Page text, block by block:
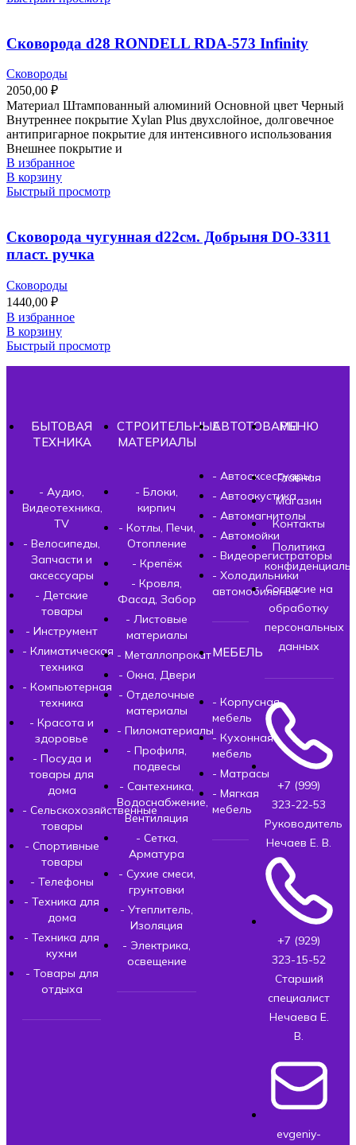
Сковорода d28 RONDELL RDA-573 Infinity
Сковороды
2050,00 ₽
Материал Штампованный алюминий Основной цвет Черный
Внутреннее покрытие Xylan Plus двухслойное, долговечное
антипригарное покрытие для интенсивного использования
Внешнее покрытие и
В избранное
В корзину
Быстрый просмотр
Сковорода чугунная d22см. Добрыня DO-3311
пласт. ручка
Сковороды
1440,00 ₽
В избранное
В корзину
Быстрый просмотр
БЫТОВАЯ
ТЕХНИКА
- Аудио,
Видеотехника,
TV
- Велосипеды,
Запчасти и
аксессуары
- Детские
товары
- Инструмент
- Климатическая
техника
- Компьютерная
техника
- Красота и
здоровье
- Посуда и
товары для
дома
- Сельскохозяйственные
товары
- Спортивные
товары
- Телефоны
- Техника для
дома
- Техника для
кухни
- Товары для
отдыха
СТРОИТЕЛЬНЫЕ
МАТЕРИАЛЫ
- Блоки,
кирпич
- Котлы, Печи,
Отопление
- Крепёж
- Кровля,
Фасад, Забор
- Листовые
материалы
- Металлопрокат
- Окна, Двери
- Отделочные
материалы
- Пиломатериалы
- Профиля,
подвесы
- Сантехника,
Водоснабжение,
Вентиляция
- Сетка,
Арматура
- Сухие смеси,
грунтовки
- Утеплитель,
Изоляция
- Электрика,
освещение
АВТОТОВАРЫ
- Автоаксессуары
- Автоакустика
- Автомагнитолы
- Автомойки
- Видеорегистраторы
- Холодильники
автомобильные
МЕБЕЛЬ
- Корпусная
мебель
- Кухонная
мебель
- Матрасы
- Мягкая
мебель
МЕНЮ
Главная
Магазин
Контакты
Политика
Согласие на
обработку
персональных
данных
+7 (999)
323-22-53
Руководитель
Нечаев Е. В.
+7 (929)
323-15-52
Старший
специалист
Нечаева Е.
В.
evgeniy-